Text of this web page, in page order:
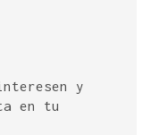
y
en tu